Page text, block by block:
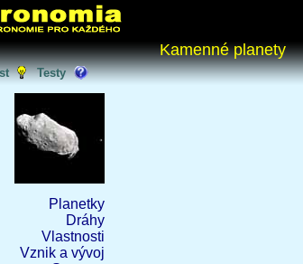
Kamenné planety
Testy
Planetky
Dráhy
Vlastnosti
Vznik a vývoj